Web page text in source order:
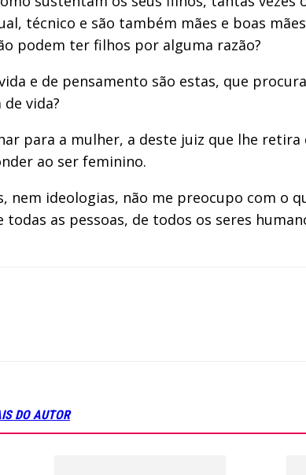
técnico e são também mães e boas
podem ter filhos por alguma razão?
e de pensamento são estas, que
vida?
para a mulher, a deste juiz que lhe
ao ser feminino.
nem ideologias, não me preocupo com o
as pessoas, de todos os seres
DO AUTOR